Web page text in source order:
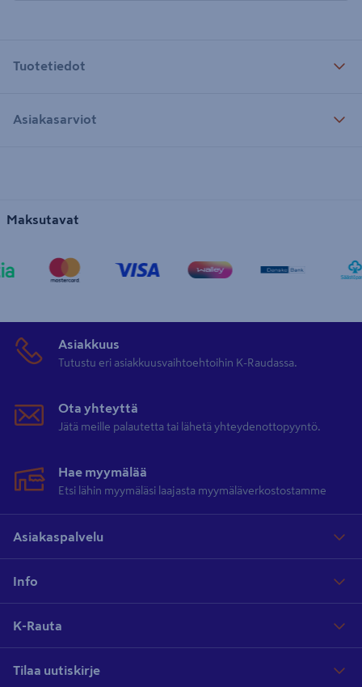
Tuotetiedot
Asiakasarviot
Maksutavat
Asiakkuus
Tutustu eri asiakkuusvaihtoehtoihin K-Raudassa.
Ota yhteyttä
Jätä meille palautetta tai lähetä yhteydenottopyyntö.
Hae myymälää
Etsi lähin myymäläsi laajasta myymäläverkostostamme
Asiakaspalvelu
Info
K-Rauta
Tilaa uutiskirje